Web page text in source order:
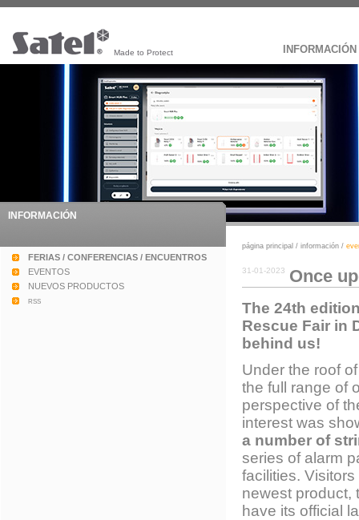
Made to Protect INFORMACIÓN
INFORMACIÓN
FERIAS / CONFERENCIAS / ENCUENTROS
EVENTOS
NUEVOS PRODUCTOS
rss
página principal / información /
31-01-2023 Once
The 24th
Rescue Fair in
behind us!
Under the roof
the full range of
perspective of
interest was
a number of
series of alarm
facilities.
newest product,
have its official